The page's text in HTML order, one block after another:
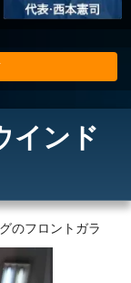
インド
のフロントガラ